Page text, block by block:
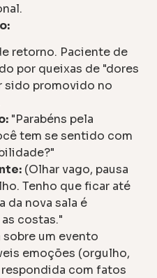
retorno. Paciente de
por queixas de "dores
sido promovido no
"Parabéns pela
tem se sentido com
(Olhar vago, pausa
Tenho que ficar até
da nova sala é
costas."
um evento
emoções (orgulho,
com fatos